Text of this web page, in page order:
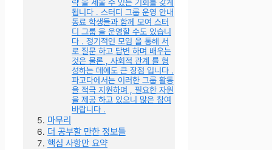
략 을 세울 수 있는 기회를 갖게
됩니다 . 스터디 그룹 운영 안내
동료 학생들과 함께 모여 스터
디 그룹 을 운영할 수도 있습니
다 . 정기적인 모임 을 통해 서
로 질문 하고 답변 하며 배우는
것은 물론 , 사회적 관계 를 형
성하는 데에도 큰 장점 입니다 .
파고다에서는 이러한 그룹 활동
을 적극 지원하며 , 필요한 자원
을 제공 하고 있으니 많은 참여
바랍니다 .
마무리
더 공부할 만한 정보들
핵심 사항만 요약